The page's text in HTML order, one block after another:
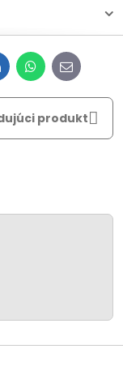
WhatsApp
E-
mail
produkt